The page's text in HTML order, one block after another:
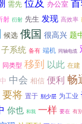
需先 办公室
射 衍射 先生 发现 高效率
候选 俄国 很高兴 题
子系统 备有 端机 同轴电缆
同类型 移到 以此 在建
中会 相信 便利 畅
要将 置于 别少层 为工业
你也 和我 一样 要在 有